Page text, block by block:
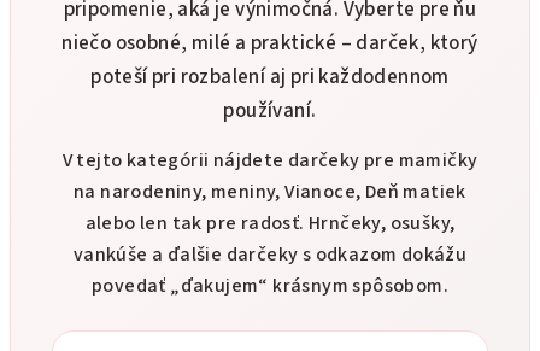
pripomenie, aká je výnimočná. Vyberte pre ňu
niečo osobné, milé a praktické – darček, ktorý
poteší pri rozbalení aj pri každodennom
používaní.
V tejto kategórii nájdete darčeky pre mamičky
na narodeniny, meniny, Vianoce, Deň matiek
alebo len tak pre radosť. Hrnčeky, osušky,
vankúše a ďalšie darčeky s odkazom dokážu
povedať „ďakujem“ krásnym spôsobom.